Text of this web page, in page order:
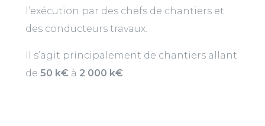
l’exécution par des chefs de chantiers et
des conducteurs travaux.
Il s’agit principalement de chantiers allant
de 50 k€ à 2 000 k€.